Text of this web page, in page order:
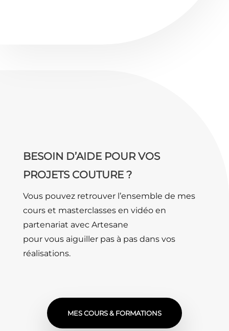
BESOIN D’AIDE POUR VOS
PROJETS COUTURE ?
Vous pouvez retrouver l’ensemble de mes
cours et masterclasses en vidéo en
partenariat avec Artesane
pour vous aiguiller pas à pas dans vos
réalisations.
MES COURS & FORMATIONS